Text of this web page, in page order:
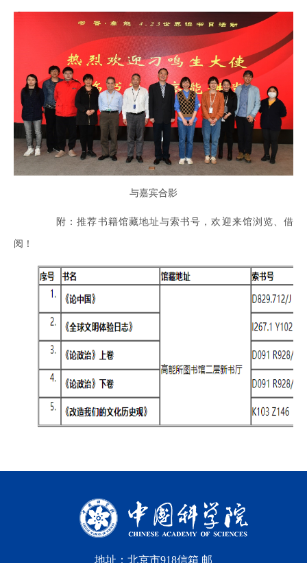
与嘉宾合影
附：推荐书籍馆藏地址与索书号，欢迎来馆浏览、借
阅！
地址：北京市918信箱 邮